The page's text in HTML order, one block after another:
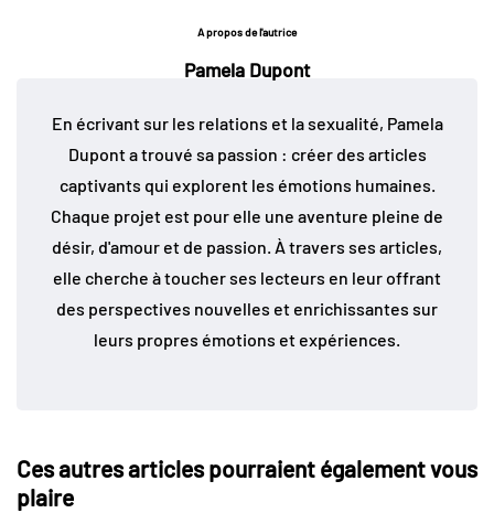
A propos de l'autrice
Pamela Dupont
En écrivant sur les relations et la sexualité, Pamela
Dupont a trouvé sa passion : créer des articles
captivants qui explorent les émotions humaines.
Chaque projet est pour elle une aventure pleine de
désir, d'amour et de passion. À travers ses articles,
elle cherche à toucher ses lecteurs en leur offrant
des perspectives nouvelles et enrichissantes sur
leurs propres émotions et expériences.
Ces autres articles pourraient également vous
plaire